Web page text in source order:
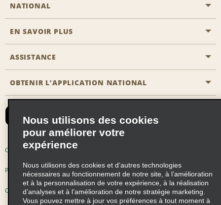
NATIONAL
Passer une réservation
Solutions pour les professionnels
EN SAVOIR PLUS
Carrière
ASSISTANCE
Accessibilité
Nous contacter
Recevoir des offres par email
OBTENIR L’APPLICATION NATIONAL
Conditions d’utilisation
Politique d’utilisation des cookies
Choix de confidentialité
Nous utilisons des cookies
pour améliorer votre
expérience
Nous utilisons des cookies et d’autres technologies
nécessaires au fonctionnement de notre site, à l’amélioration
et à la personnalisation de votre expérience, à la réalisation
d’analyses et à l’amélioration de notre stratégie marketing.
Vous pouvez mettre à jour vos préférences à tout moment à